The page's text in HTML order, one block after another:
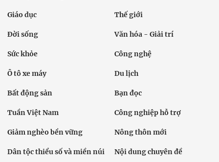
Giáo dục Thế giới
Đời sống Văn hóa - Giải trí
Sức khỏe Công nghệ
Ô tô xe máy Du lịch
Bất động sản Bạn đọc
Tuần Việt Nam Công nghiệp hỗ trợ
Giảm nghèo bền vững Nông thôn mới
Dân tộc thiểu số và miền núi Nội dung chuyên đề